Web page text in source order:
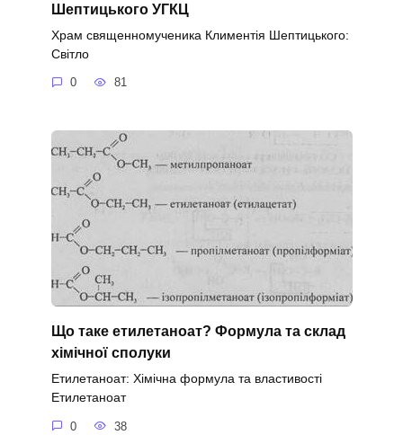
Шептицького УГКЦ
Храм священномученика Климентія Шептицького:
Cвітло
0 81
Що таке етилетаноат? Формула та склад
хімічної сполуки
Етилетаноат: Хімічна формула та властивості
Етилетаноат
0 38